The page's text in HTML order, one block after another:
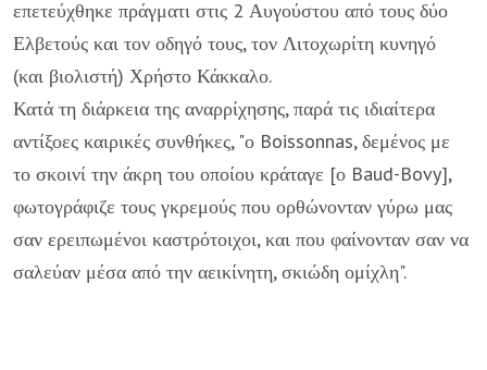
επετεύχθηκε πράγματι στις 2 Αυγούστου από τους δύο
Ελβετούς και τον οδηγό τους, τον Λιτοχωρίτη κυνηγό
(και βιολιστή) Χρήστο Κάκκαλο.
Κατά τη διάρκεια της αναρρίχησης, παρά τις ιδιαίτερα
αντίξοες καιρικές συνθήκες, "ο Boissonnas, δεμένος με
το σκοινί την άκρη του οποίου κράταγε [ο Baud-Bovy],
φωτογράφιζε τους γκρεμούς που ορθώνονταν γύρω μας
σαν ερειπωμένοι καστρότοιχοι, και που φαίνονταν σαν να
σαλεύαν μέσα από την αεικίνητη, σκιώδη ομίχλη".